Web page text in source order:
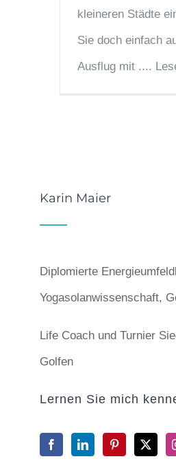
kleineren Städte
Sie doch einfach
Ausflug mit ....
Karin Maier
Diplomierte
Yogasolanwissenschaft,
Life Coach und Turnier
Golfen
Lernen Sie mich